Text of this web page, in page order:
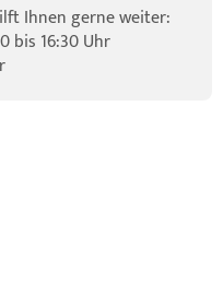
Ihnen gerne weiter:
bis 16:30 Uhr